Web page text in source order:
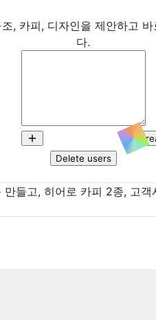
, 카피, 디자인을 제안하고
다.
Delete users
들고, 히어로 카피 2종, 고